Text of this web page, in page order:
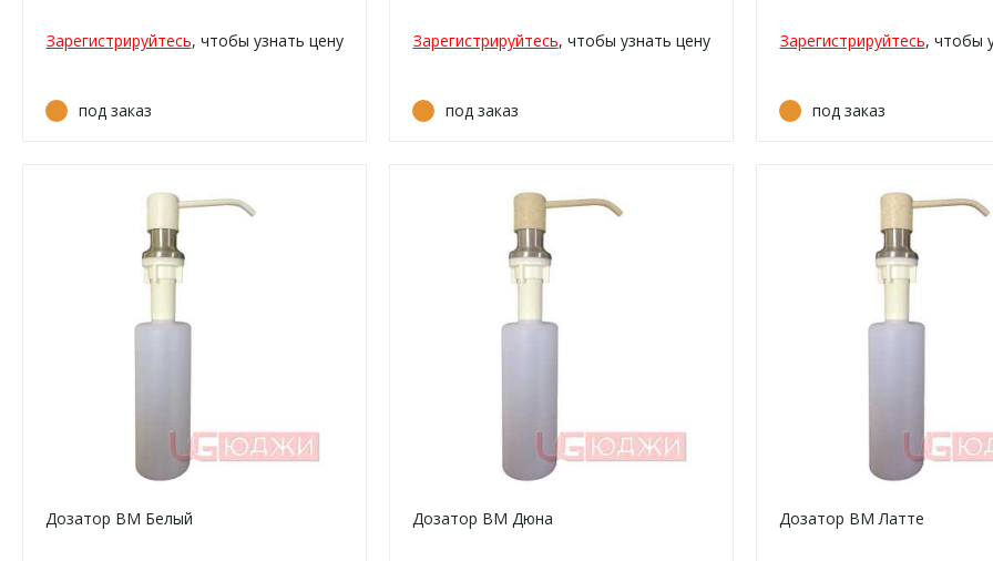
Зарегистрируйтесь, чтобы узнать цену
под заказ
Зарегистрируйтесь, чтобы узнать цену
под заказ
Зарегистрируйтесь, чтобы
под заказ
Дозатор ВМ Белый Дозатор ВМ Дюна Дозатор ВМ Латте